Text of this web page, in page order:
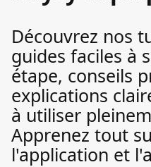
Découvrez nos
guides faciles à
étape, conseils
explications
à utiliser
Apprenez tout
l'application et